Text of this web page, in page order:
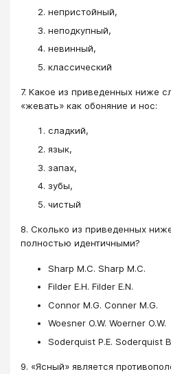
непристойный,
неподкупный,
невинный,
классический
7. Какое из приведенных ниже
«жевать» как обоняние и нос:
сладкий,
язык,
запах,
зубы,
чистый
8. Сколько из приведенных
полностью идентичными?
Sharp M.C. Sharp M.C.
Filder E.H. Filder E.N.
Connor M.G. Conner M.G.
Woesner O.W. Woerner O.W.
Soderquist P.E. Soderquist
9. «Ясный» является